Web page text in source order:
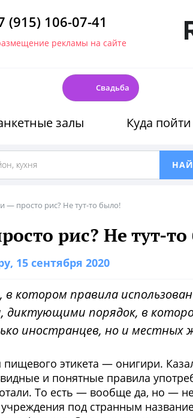
(915) 106-07-41
рекламы на сайте
Свадьба
залы Куда пойти
— просто рис? Не тут-то было!
рис? Не тут-
, 15 сентября 2020
в котором правила
диктующими порядок, в
иностранцев, но и местных
этикета — онигири.
и понятные правила
То есть — вообще да, но —
под странным